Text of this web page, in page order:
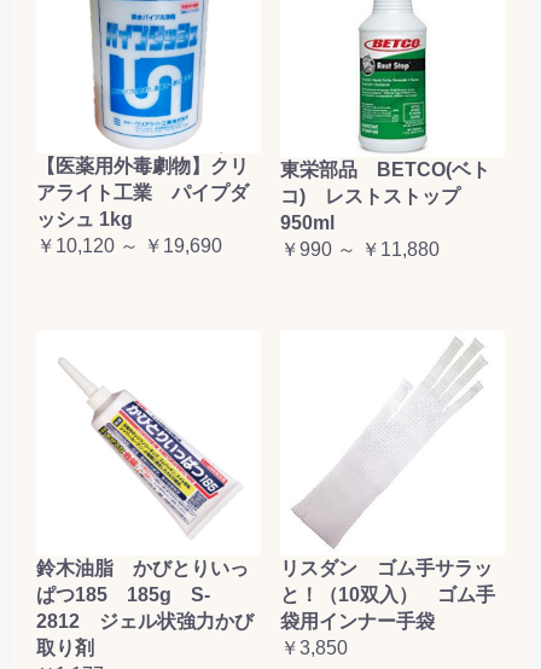
【医薬用外毒劇物】クリ
アライト工業 パイプダ
ッシュ 1kg
￥10,120 ～ ￥19,690
東栄部品 BETCO(ベト
コ) レストストップ
950ml
￥990 ～ ￥11,880
鈴木油脂 かびとりいっ
ぱつ185 185g S-
2812 ジェル状強力かび
取り剤
リスダン ゴム手サラッ
と！（10双入） ゴム手
袋用インナー手袋
￥3,850